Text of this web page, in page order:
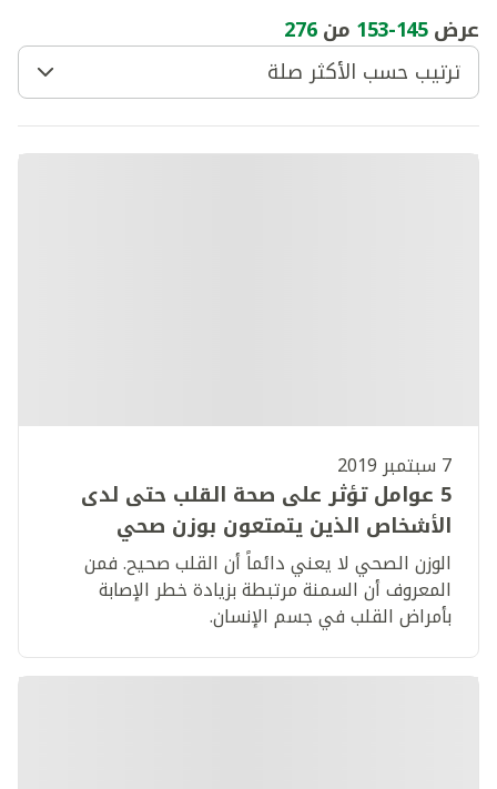
عرض145
-
153 من276
ترتيب حسب الأكثر صلة
7 سبتمبر 2019
5 عوامل تؤثر على صحة القلب حتى لدى
الأشخاص الذين يتمتعون بوزن صحي
الوزن الصحي لا يعني دائماً أن القلب صحيح. فمن
المعروف أن السمنة مرتبطة بزيادة خطر الإصابة
بأمراض القلب في جسم الإنسان.